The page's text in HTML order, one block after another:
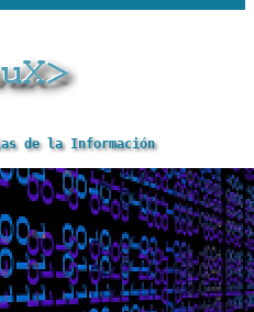
de la Información